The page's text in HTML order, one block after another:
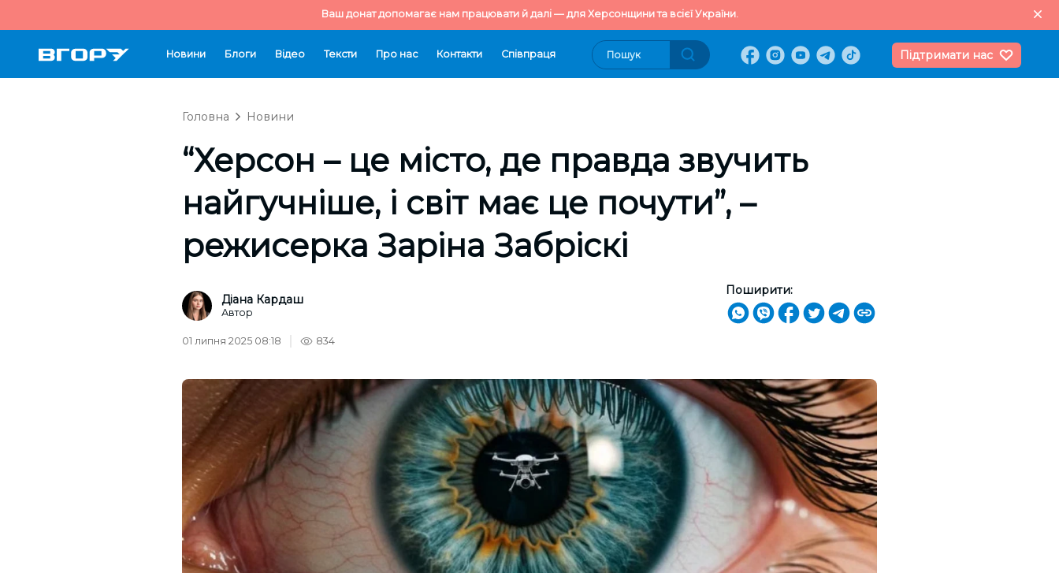
Ваш донат допомагає нам працювати й далі — для Херсонщини та всієї України.
Новини Блоги Відео Тексти Про нас Контакти Cпівпраця Підтримати нас
Головна Новини
“Херсон – це місто, де правда звучить
найгучніше, і світ має це почути”, –
режисерка Заріна Забріскі
Діана Кардаш
Автор
Поширити:
01 липня 2025 08:18 834